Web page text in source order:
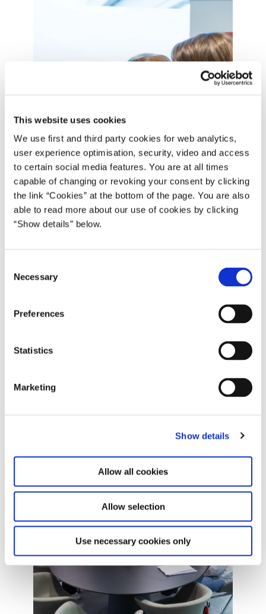
This website uses cookies
We use first and third party cookies for web analytics,
user experience optimisation, security, video and access
to certain social media features. You are at all times
capable of changing or revoking your consent by clicking
the link “Cookies” at the bottom of the page. You are also
able to read more about our use of cookies by clicking
“Show details” below.
Necessary
Preferences
Statistics
Marketing
Show details
Allow all cookies
Allow selection
Use necessary cookies only